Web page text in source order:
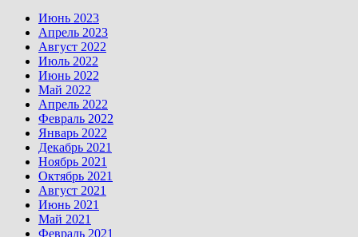
Июнь 2023
Апрель 2023
Август 2022
Июль 2022
Июнь 2022
Май 2022
Апрель 2022
Февраль 2022
Январь 2022
Декабрь 2021
Ноябрь 2021
Октябрь 2021
Август 2021
Июнь 2021
Май 2021
Февраль 2021